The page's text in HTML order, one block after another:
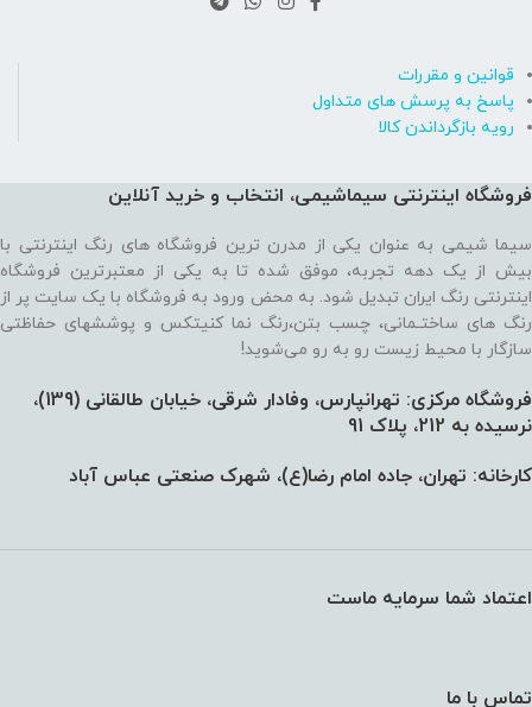
قوانین و مقررات
پاسخ به پرسش های متداول
رویه بازگرداندن کالا
فروشگاه اینترنتی سیماشیمی، انتخاب و خرید آنلاین
سیما شیمی به عنوان یکی از مدرن ترین فروشگاه های رنگ اینترنتی با
بیش از یک دهه تجربه، موفق شده تا به یکی از معتبرترین فروشگاه
اینترنتی رنگ ایران تبدیل شود. به محض ورود به فروشگاه با یک سایت پر از
رنگ های ساختـمانی، چسب بتن،‌رنگ نما کنیتکس و پوششهای حفاظتی
سازگار با محیط زیست رو به رو می‌شوید!
فروشگاه مرکزی: تهرانپارس، وفادار شرقی، خیابان طالقانی (139)،‌
نرسیده به 212، پلاک 91
کارخانه: تهران، جاده امام رضا(ع)، شهرک صنعتی عباس آباد
اعتماد شما سرمایه ماست
تماس با ما